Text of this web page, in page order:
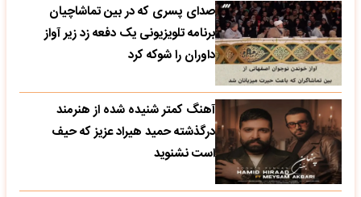
صدای پسری که در بین تماشاچیان
برنامه تلویزیونی یک دفعه زد زیر آواز
داوران را شوکه کرد
آهنگ کمتر شنیده شده از هنرمند
درگذشته حمید هیراد عزیز که حیف
است نشنوید